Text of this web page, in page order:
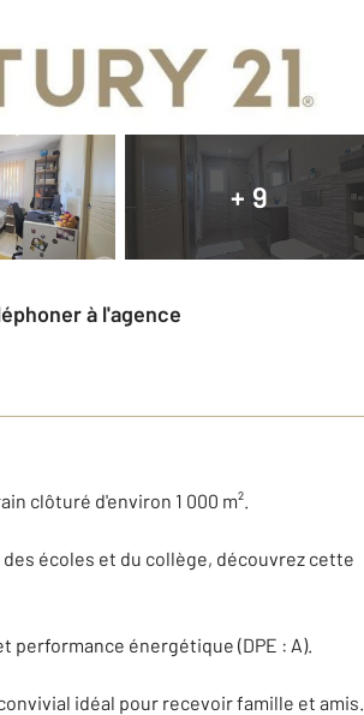
+ 9
à l'agence
clôturé d'environ 1 000 m².
écoles et du collège, découvrez cette
énergétique (DPE : A).
idéal pour recevoir famille et amis.